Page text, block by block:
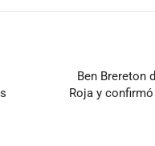
Ben Brereton
Roja y